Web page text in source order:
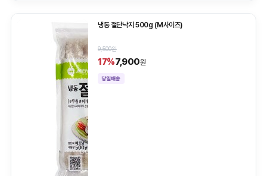
냉동 절단낙지 500g (M사이즈)
9,500원
17%7,900원